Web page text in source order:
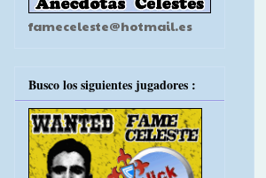
fameceleste@hotmail.es
Busco los siguientes jugadores :